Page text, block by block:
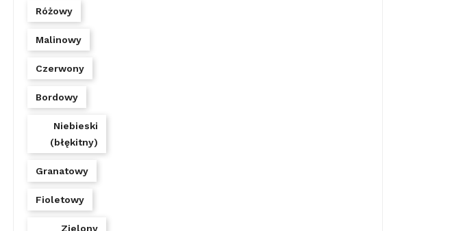
Różowy
Malinowy
Czerwony
Bordowy
Niebieski
(błękitny)
Granatowy
Fioletowy
Zielony